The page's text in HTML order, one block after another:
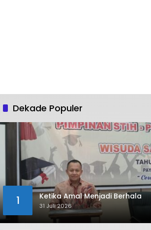
Dekade Populer
1 Ketika Amal Menjadi Berhala
31 Juli 2026